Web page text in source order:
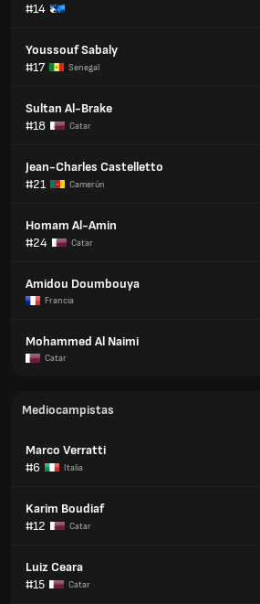
#14
Youssouf Sabaly
#17
Senegal
Sultan Al-Brake
#18
Catar
Jean-Charles Castelletto
#21
Camerún
Homam Al-Amin
#24
Catar
Amidou Doumbouya
Francia
Mohammed Al Naimi
Catar
Mediocampistas
Marco Verratti
#6
Italia
Karim Boudiaf
#12
Catar
Luiz Ceara
#15
Catar